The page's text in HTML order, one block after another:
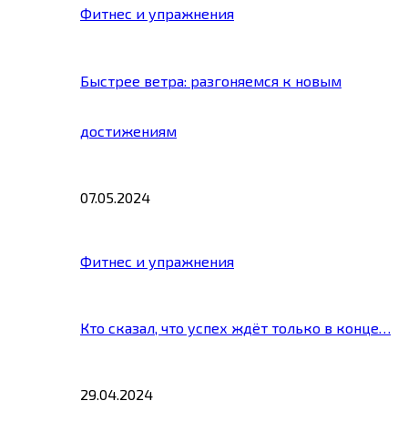
Фитнес и упражнения
Быстрее ветра: разгоняемся к новым
достижениям
07.05.2024
Фитнес и упражнения
Кто сказал, что успех ждёт только в конце…
29.04.2024